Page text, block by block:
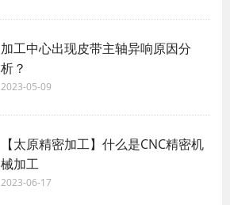
加工中心出现皮带主轴异响原因分
析？
2023-05-09
【太原精密加工】什么是CNC精密机
械加工
2023-06-17